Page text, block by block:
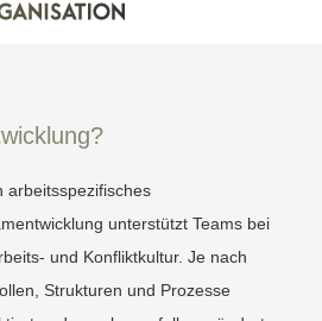
arbeitsspezifisches
unterstützt Teams bei
und Konfliktkultur. Je nach
Strukturen und Prozesse